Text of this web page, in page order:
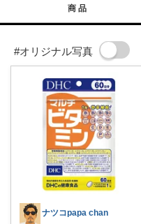
商品
#オリジナル写真
ナツコpapa chan